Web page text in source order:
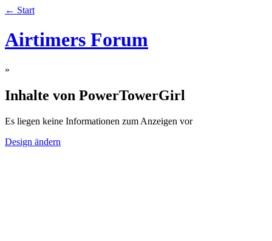
← Start
Airtimers Forum
»
Inhalte von PowerTowerGirl
Es liegen keine Informationen zum Anzeigen vor
Design ändern